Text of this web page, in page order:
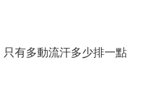
有多動流汗多少排一點